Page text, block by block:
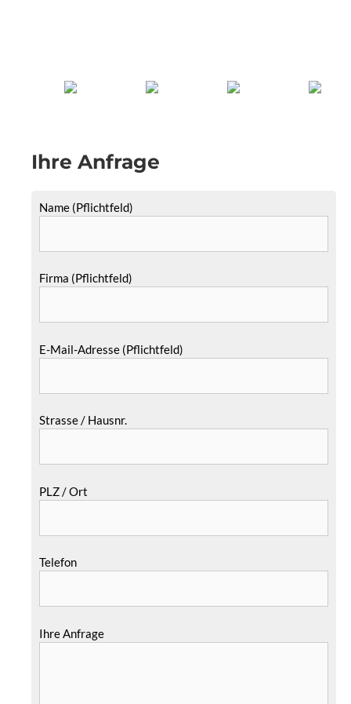
Ihre Anfrage
Name (Pflichtfeld)
Firma (Pflichtfeld)
E-Mail-Adresse (Pflichtfeld)
Strasse / Hausnr.
PLZ / Ort
Telefon
Ihre Anfrage